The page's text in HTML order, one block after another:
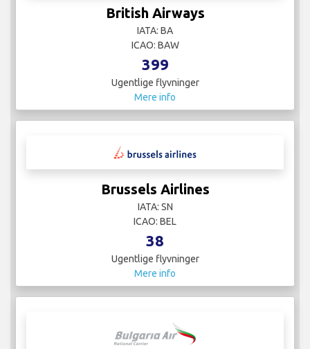
British Airways
IATA: BA
ICAO: BAW
399
Ugentlige flyvninger
Mere info
Brussels Airlines
IATA: SN
ICAO: BEL
38
Ugentlige flyvninger
Mere info